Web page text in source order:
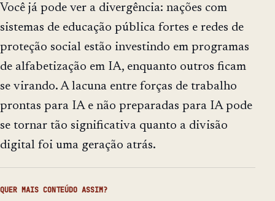
Você já pode ver a divergência: nações com
sistemas de educação pública fortes e redes de
proteção social estão investindo em programas
de alfabetização em IA, enquanto outros ficam
se virando. A lacuna entre forças de trabalho
prontas para IA e não preparadas para IA pode
se tornar tão significativa quanto a divisão
digital foi uma geração atrás.
QUER MAIS CONTEÚDO ASSIM?